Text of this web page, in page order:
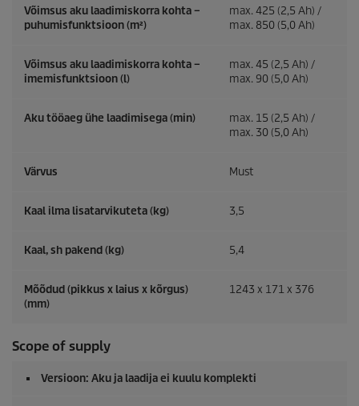
Võimsus aku laadimiskorra kohta –
puhumisfunktsioon (m²)
max. 425 (2,5 Ah) /
max. 850 (5,0 Ah)
Võimsus aku laadimiskorra kohta –
imemisfunktsioon (l)
max. 45 (2,5 Ah) /
max. 90 (5,0 Ah)
Aku tööaeg ühe laadimisega (min)
max. 15 (2,5 Ah) /
max. 30 (5,0 Ah)
Värvus Must
Kaal ilma lisatarvikuteta (kg) 3,5
Kaal, sh pakend (kg) 5,4
Mõõdud (pikkus x laius x kõrgus)
(mm)
1243 x 171 x 376
Scope of supply
Versioon: Aku ja laadija ei kuulu komplekti